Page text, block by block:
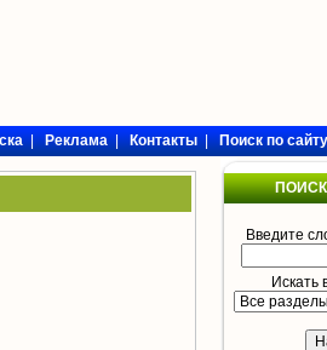
|Реклама|Контакты|Поиск по сайту
Введите
Искать